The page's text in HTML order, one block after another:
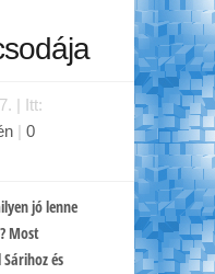
| Itt:
| 0
jó lenne
Most
és